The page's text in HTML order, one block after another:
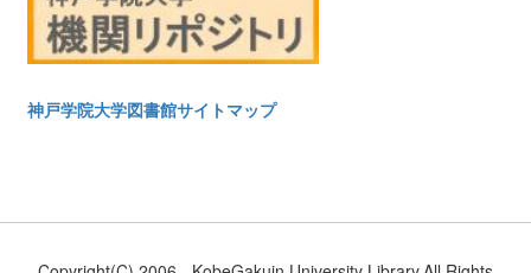
神戸学院大学図書館サイトマップ